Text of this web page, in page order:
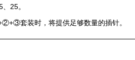
25。
装时，将提供足够数量的插针。